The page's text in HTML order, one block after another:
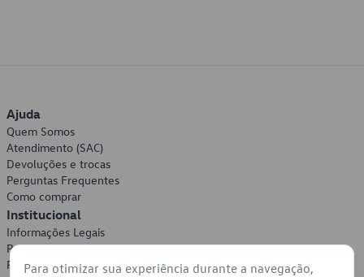
Ajuda
Quem Somos
Atendimento (SAC)
Devoluções e trocas
Perguntas Frequentes
Como comprar
Institucional
Informações Legais
Política de Privacidade
Política de Cookies
Para otimizar sua experiência durante a navegação,